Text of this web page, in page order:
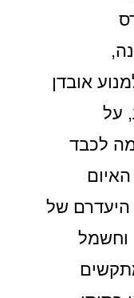
אובדן
על
לכבד
היעדרם של
וחשמל